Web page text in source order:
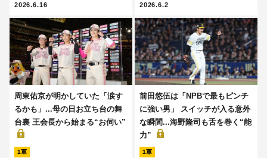
2026.6.16 2026.6.2
周東佑京が明かしていた「涙す
るかも」...母の日お立ち台の舞
台裏 王会長から始まる“お伺い”
1軍
前田悠伍は「NPBで最もピンチ
に強い男」 スイッチが入る意外
な瞬間...海野隆司も舌を巻く“能
力”
1軍